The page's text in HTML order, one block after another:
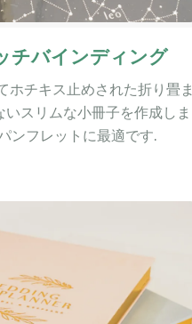
チバインディング
ホチキス止めされた折り畳ま
スリムな小冊子を作成しま
ンフレットに最適です.